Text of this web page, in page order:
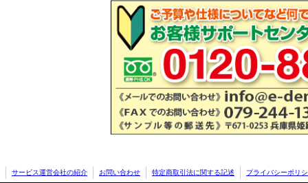
サービス運営会社の紹介 お問い合わせ 特定商取引法に関する記述 プライバシーポリ